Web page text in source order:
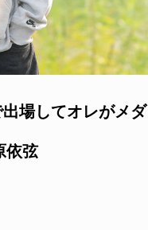
場してオレがメダ
依弦